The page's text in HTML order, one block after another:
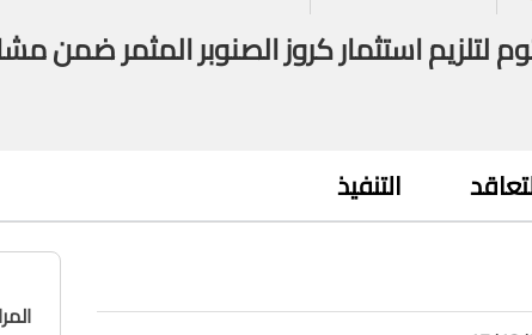
استثمار كروز الصنوبر المثمر ضمن
التنفيذ